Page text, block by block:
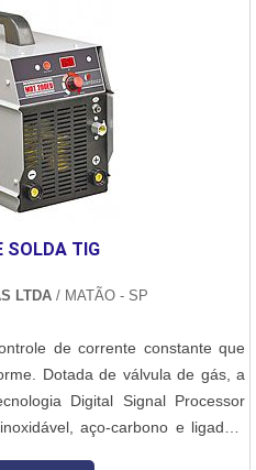
SOLDA TIG
LTDA / MATÃO - SP
de corrente constante que
Dotada de válvula de gás, a
Digital Signal Processor
aço-carbono e ligados,